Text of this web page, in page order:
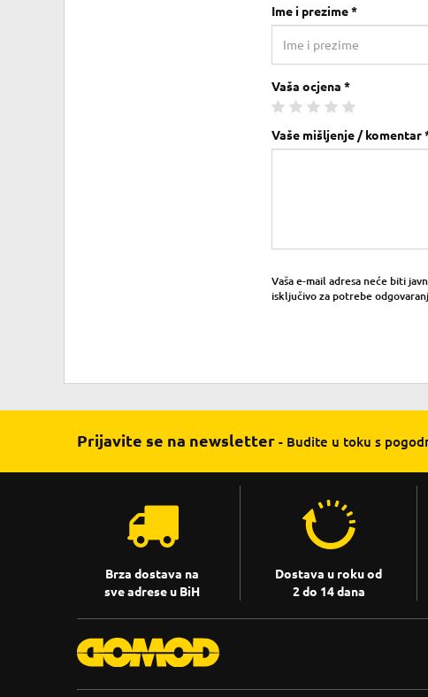
Ime i prezime *
Vaša ocjena *
Vaše mišljenje / komentar
Vaša e-mail adresa neće biti
isključivo za potrebe
Prijavite se na newsletter - Budite u toku s
Brza dostava na
sve adrese u BiH
Dostava u roku od
2 do 14 dana